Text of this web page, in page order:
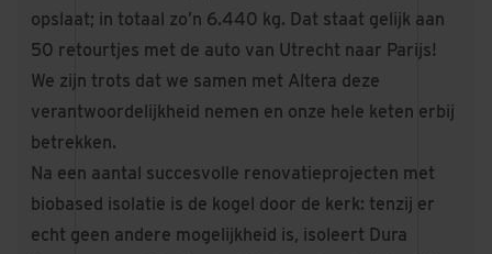
opslaat; in totaal zo’n 6.440 kg. Dat staat gelijk aan
50 retourtjes met de auto van Utrecht naar Parijs!
We zijn trots dat we samen met Altera deze
verantwoordelijkheid nemen en onze hele keten erbij
betrekken.
Na een aantal succesvolle renovatieprojecten met
biobased isolatie is de kogel door de kerk: tenzij er
echt geen andere mogelijkheid is, isoleert Dura